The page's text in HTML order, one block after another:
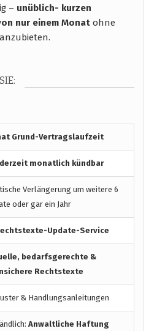
– unüblich- kurzen
nur einem Monat ohne
Grund-Vertragslaufzeit
monatlich kündbar
Verlängerung um weitere 6
oder gar ein Jahr
Update-Service
bedarfsgerechte &
Rechtstexte
& Handlungsanleitungen
Anwaltliche Haftung